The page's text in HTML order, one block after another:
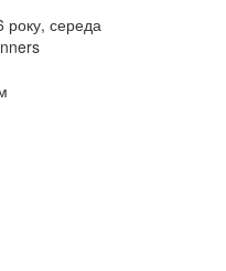
року, середа